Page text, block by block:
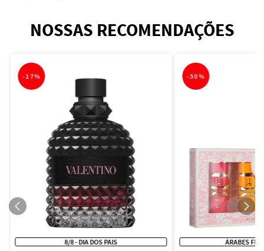
NOSSAS RECOMENDAÇÕES
-17%
8/8 - DIA DOS PAIS
-50%
ÁRABES